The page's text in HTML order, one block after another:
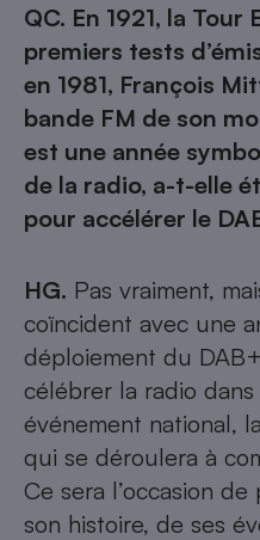
QC. En 1921, la
premiers tests
en 1981, François
bande FM de son
est une année
de la radio, a-t-elle
pour accélérer le
HG. Pas vraiment,
coïncident avec une
déploiement du
célébrer la radio dans
événement national,
qui se déroulera à
Ce sera l’occasion
son histoire, de ses